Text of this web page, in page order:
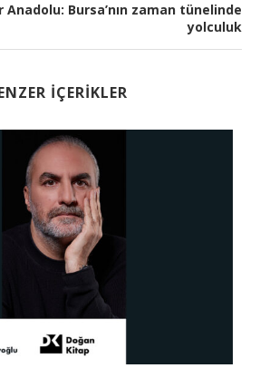
Anadolu: Bursa’nın zaman tünelinde
yolculuk
İÇERIKLER